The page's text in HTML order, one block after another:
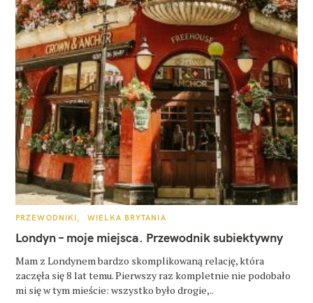
K
T
E
O
R
I
PRZEWODNIKI WIELKA BRYTANIA
Londyn – moje miejsca. Przewodnik subiektywny
Mam z Londynem bardzo skomplikowaną relację, która
zaczęła się 8 lat temu. Pierwszy raz kompletnie nie podobało
mi się w tym mieście: wszystko było drogie,..